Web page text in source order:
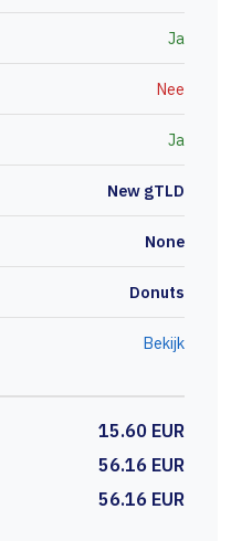
Ja
Nee
Ja
New gTLD
None
Donuts
Bekijk
15.60 EUR
56.16 EUR
56.16 EUR